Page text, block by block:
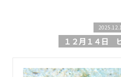
１２月１４日